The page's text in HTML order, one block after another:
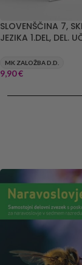
SLOVENŠČINA 7,
JEZIKA 1.DEL, DEL.
MK ZALOŽBA D.D.
9,90€